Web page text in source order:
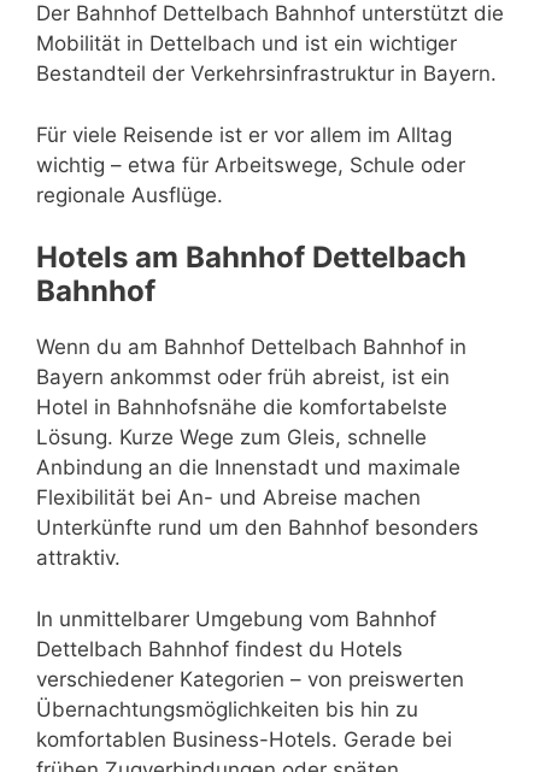
Der Bahnhof Dettelbach Bahnhof unterstützt die
Mobilität in Dettelbach und ist ein wichtiger
Bestandteil der Verkehrsinfrastruktur in Bayern.
Für viele Reisende ist er vor allem im Alltag
wichtig – etwa für Arbeitswege, Schule oder
regionale Ausflüge.
Hotels am Bahnhof Dettelbach
Bahnhof
Wenn du am Bahnhof Dettelbach Bahnhof in
Bayern ankommst oder früh abreist, ist ein
Hotel in Bahnhofsnähe die komfortabelste
Lösung. Kurze Wege zum Gleis, schnelle
Anbindung an die Innenstadt und maximale
Flexibilität bei An- und Abreise machen
Unterkünfte rund um den Bahnhof besonders
attraktiv.
In unmittelbarer Umgebung vom Bahnhof
Dettelbach Bahnhof findest du Hotels
verschiedener Kategorien – von preiswerten
Übernachtungsmöglichkeiten bis hin zu
komfortablen Business-Hotels. Gerade bei